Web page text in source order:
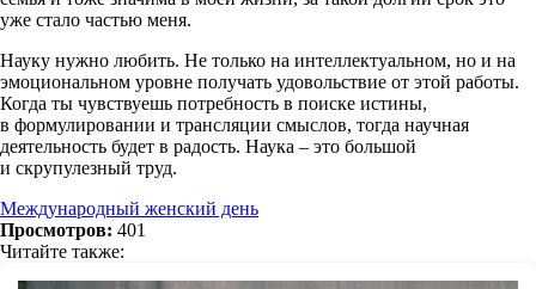
уже стало частью меня.
Науку нужно любить. Не только на интеллектуальном, но и на
эмоциональном уровне получать удовольствие от этой работы.
Когда ты чувствуешь потребность в поиске истины,
в формулировании и трансляции смыслов, тогда научная
деятельность будет в радость. Наука – это большой
и скрупулезный труд.
Международный женский день
Просмотров: 401
Читайте также: